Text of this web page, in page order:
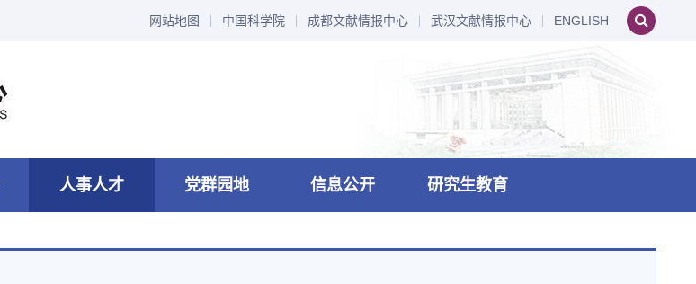
网站地图 中国科学院 成都文献情报中心 武汉文献情报中心 ENGLISH
人事人才 党群园地 信息公开 研究生教育